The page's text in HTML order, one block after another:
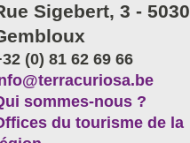
Sigebert, 3 - 5030
(0) 81 62 69 66
sommes-nous ?
du tourisme de la